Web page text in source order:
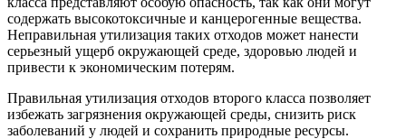
содержать высокотоксичные и канцерогенные вещества.
Неправильная утилизация таких отходов может нанести
серьезный ущерб окружающей среде, здоровью людей и
привести к экономическим потерям.
Правильная утилизация отходов второго класса позволяет
избежать загрязнения окружающей среды, снизить риск
заболеваний у людей и сохранить природные ресурсы.